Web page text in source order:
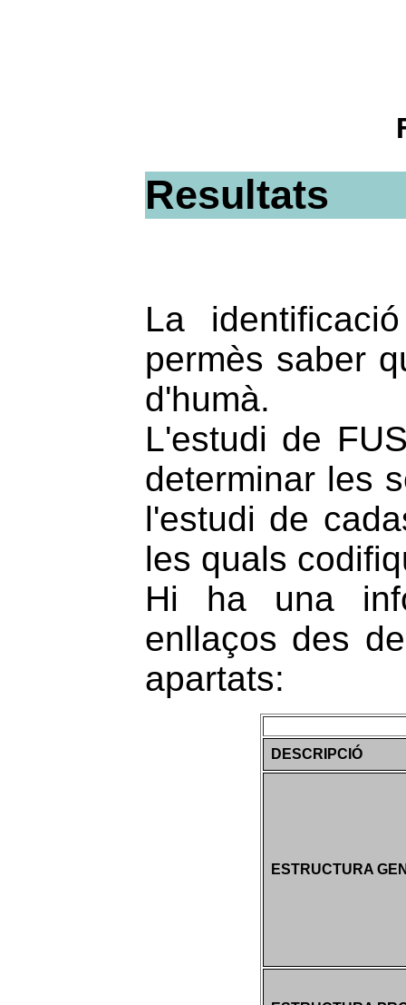
Resultats
La
permès saber
d'humà.
L'estudi de
determinar les
l'estudi de
les quals
Hi ha una
enllaços des
apartats:
DESCRIPCIÓ
ESTRUCTURA